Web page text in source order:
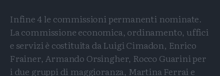
Infine 4 le commissioni permanenti nominate.
La commissione economica, ordinamento, uffici
e servizi è costituita da Luigi Cimadon, Enrico
Frainer, Armando Orsingher, Rocco Guarini per
i due gruppi di maggioranza, Martina Ferrai e